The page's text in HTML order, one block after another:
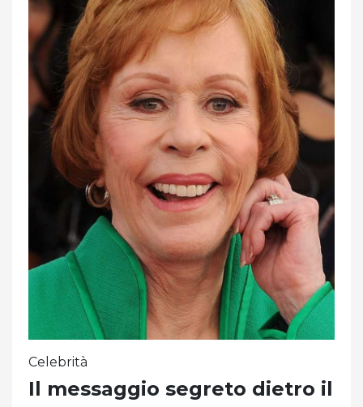
Celebrità
Il messaggio segreto dietro il